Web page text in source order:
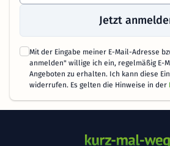
Jetzt
Mit der Eingabe meiner E-Mail-Adresse
anmelden" willige ich ein, regelmäßig E-
Angeboten zu erhalten. Ich kann diese
widerrufen. Es gelten die Hinweise in der